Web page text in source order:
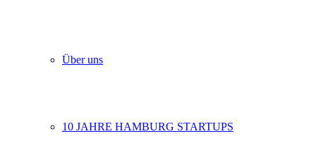
Über uns
10 JAHRE HAMBURG STARTUPS